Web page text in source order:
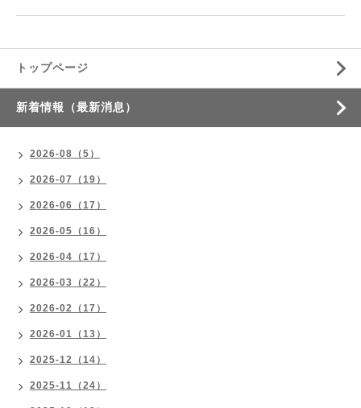
トップページ
新着情報（最新消息）
2026-08（5）
2026-07（19）
2026-06（17）
2026-05（16）
2026-04（17）
2026-03（22）
2026-02（17）
2026-01（13）
2025-12（14）
2025-11（24）